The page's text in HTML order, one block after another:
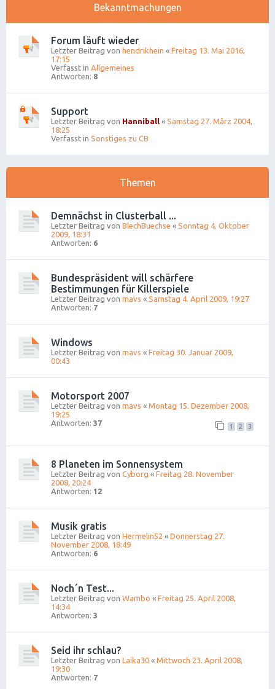
Bekanntmachungen
Forum läuft wieder
Letzter Beitrag von hendrikhein « Freitag 13. Mai 2016,
17:15
Verfasst in Allgemeines
Antworten: 8
Support
Letzter Beitrag von Hanniball « Samstag 27. März 2004,
18:25
Verfasst in Sonstiges zu CB
Themen
Demnächst in Clusterball ...
Letzter Beitrag von BlechBuechse « Sonntag 4. Oktober
2009, 18:31
Antworten: 6
Bundespräsident will schärfere
Bestimmungen für Killerspiele
Letzter Beitrag von mavs « Samstag 4. April 2009, 19:27
Antworten: 7
Windows
Letzter Beitrag von mavs « Freitag 30. Januar 2009,
00:43
Motorsport 2007
Letzter Beitrag von mavs « Montag 15. Dezember 2008,
19:25
Antworten: 37 1 2 3
8 Planeten im Sonnensystem
Letzter Beitrag von Cyborg « Freitag 28. November
2008, 20:24
Antworten: 12
Musik gratis
Letzter Beitrag von Hermelin52 « Donnerstag 27.
November 2008, 18:49
Antworten: 6
Noch´n Test...
Letzter Beitrag von Wambo « Freitag 25. April 2008,
14:34
Antworten: 3
Seid ihr schlau?
Letzter Beitrag von Laika30 « Mittwoch 23. April 2008,
19:30
Antworten: 7